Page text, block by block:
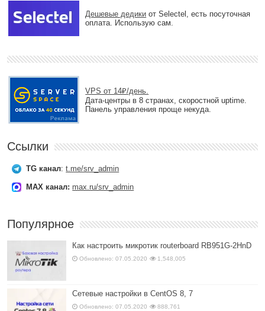
Дешевые дедики от Selectel, есть посуточная
оплата. Использую сам.
VPS от 14₽/день.
Дата-центры в 8 странах, скоростной uptime.
Панель управления проще некуда.
Ссылки
TG канал:t.me/srv_admin
MAX канал: max.ru/srv_admin
Популярное
Как настроить микротик routerboard RB951G-2HnD
Обновлено: 07.05.2020 1,548,005
Сетевые настройки в CentOS 8, 7
Обновлено: 07.05.2020 888,761